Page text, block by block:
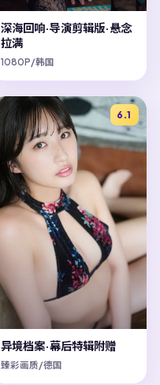
深海回响·导演剪辑版·悬念
拉满
1080P/韩国
6.1
异境档案·幕后特辑附赠
臻彩画质/德国